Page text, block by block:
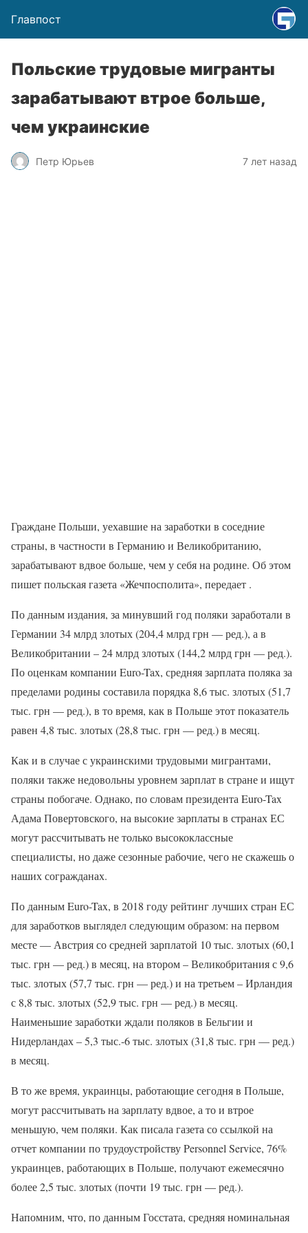
Главпост
Польские трудовые мигранты
зарабатывают втрое больше,
чем украинские
Петр Юрьев 7 лет назад
Граждане Польши, уехавшие на заработки в соседние
страны, в частности в Германию и Великобританию,
зарабатывают вдвое больше, чем у себя на родине. Об этом
пишет польская газета «Жечпосполита», передает .
По данным издания, за минувший год поляки заработали в
Германии 34 млрд злотых (204,4 млрд грн — ред.), а в
Великобритании – 24 млрд злотых (144,2 млрд грн — ред.).
По оценкам компании Euro-Tax, средняя зарплата поляка за
пределами родины составила порядка 8,6 тыс. злотых (51,7
тыс. грн — ред.), в то время, как в Польше этот показатель
равен 4,8 тыс. злотых (28,8 тыс. грн — ред.) в месяц.
Как и в случае с украинскими трудовыми мигрантами,
поляки также недовольны уровнем зарплат в стране и ищут
страны побогаче. Однако, по словам президента Euro-Tax
Адама Повертовского, на высокие зарплаты в странах ЕС
могут рассчитывать не только высококлассные
специалисты, но даже сезонные рабочие, чего не скажешь о
наших согражданах.
По данным Euro-Tax, в 2018 году рейтинг лучших стран ЕС
для заработков выглядел следующим образом: на первом
месте — Австрия со средней зарплатой 10 тыс. злотых (60,1
тыс. грн — ред.) в месяц, на втором – Великобритания с 9,6
тыс. злотых (57,7 тыс. грн — ред.) и на третьем – Ирландия
с 8,8 тыс. злотых (52,9 тыс. грн — ред.) в месяц.
Наименьшие заработки ждали поляков в Бельгии и
Нидерландах – 5,3 тыс.-6 тыс. злотых (31,8 тыс. грн — ред.)
в месяц.
В то же время, украинцы, работающие сегодня в Польше,
могут рассчитывать на зарплату вдвое, а то и втрое
меньшую, чем поляки. Как писала газета со ссылкой на
отчет компании по трудоустройству Personnel Service, 76%
украинцев, работающих в Польше, получают ежемесячно
более 2,5 тыс. злотых (почти 19 тыс. грн — ред.).
Напомним, что, по данным Госстата, средняя номинальная